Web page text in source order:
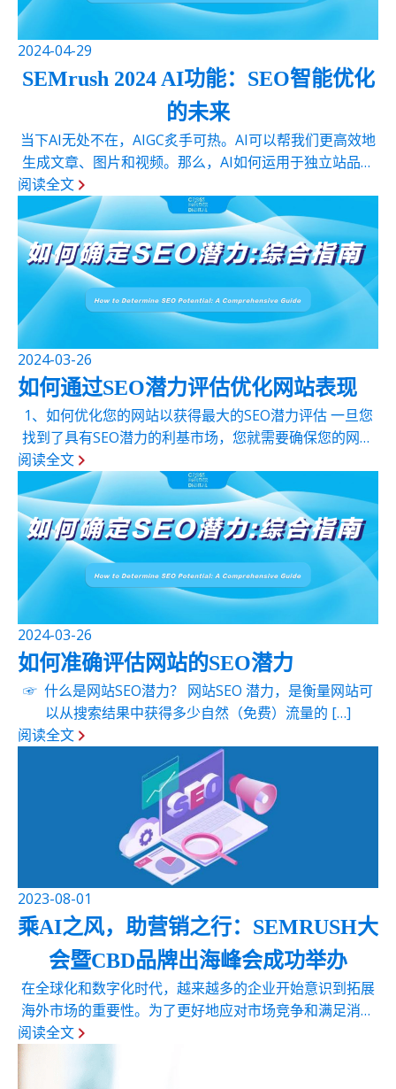
2024-04-29
SEMrush 2024 AI功能：SEO智能优化
的未来
当下AI无处不在，AIGC炙手可热。AI可以帮我们更高效地
生成文章、图片和视频。那么，AI如何运用于独立站品牌
阅读全文
2024-03-26
如何通过SEO潜力评估优化网站表现
1、如何优化您的网站以获得最大的SEO潜力评估 一旦您
找到了具有SEO潜力的利基市场，您就需要确保您的网站
阅读全文
2024-03-26
如何准确评估网站的SEO潜力
☞ 什么是网站SEO潜力？ 网站SEO 潜力，是衡量网站可
以从搜索结果中获得多少自然（免费）流量的 […]
阅读全文
2023-08-01
乘AI之风，助营销之行：SEMRUSH大
会暨CBD品牌出海峰会成功举办
在全球化和数字化时代，越来越多的企业开始意识到拓展
海外市场的重要性。为了更好地应对市场竞争和满足消费
阅读全文